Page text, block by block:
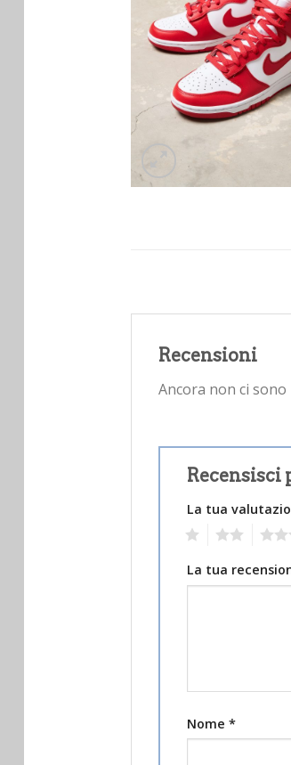
Recensioni
Ancora non ci sono
Recensisci
La tua
La tua
Nome *